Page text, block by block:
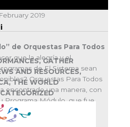
2019
de Orquestas Para Todos
que la alegría y el
de El Sistema sean
Orquestas Para Todos
encontrado una manera, con
Programa Módulo, que fue
musical en los
de Música 2017.
Rights of the Child
GATHER
AND RESOURCES,
THE WORLD